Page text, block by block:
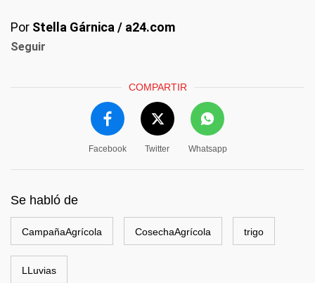
Por Stella Gárnica / a24.com
Seguir
COMPARTIR
Facebook Twitter Whatsapp
Se habló de
CampañaAgrícola CosechaAgrícola trigo
LLuvias